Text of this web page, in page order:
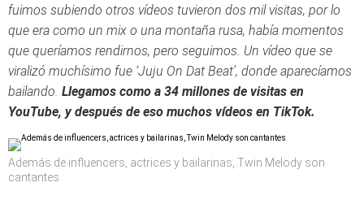
fuimos subiendo otros vídeos tuvieron dos mil visitas, por lo
que era como un mix o una montaña rusa, había momentos
que queríamos rendirnos, pero seguimos. Un vídeo que se
viralizó muchísimo fue ‘Juju On Dat Beat’, donde aparecíamos
bailando. Llegamos como a 34 millones de visitas en
YouTube, y después de eso muchos vídeos en TikTok.
Además de influencers, actrices y bailarinas, Twin Melody son
cantantes